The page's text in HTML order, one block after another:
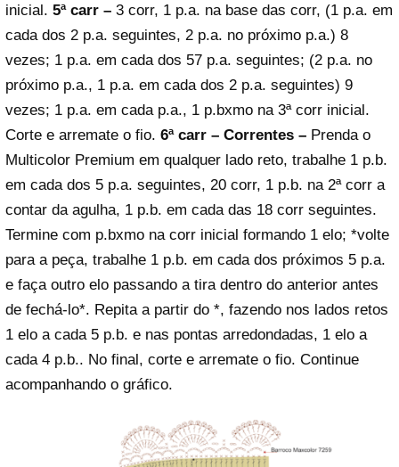
inicial. 5ª carr – 3 corr, 1 p.a. na base das corr, (1 p.a. em
cada dos 2 p.a. seguintes, 2 p.a. no próximo p.a.) 8
vezes; 1 p.a. em cada dos 57 p.a. seguintes; (2 p.a. no
próximo p.a., 1 p.a. em cada dos 2 p.a. seguintes) 9
vezes; 1 p.a. em cada p.a., 1 p.bxmo na 3ª corr inicial.
Corte e arremate o fio. 6ª carr – Correntes – Prenda o
Multicolor Premium em qualquer lado reto, trabalhe 1 p.b.
em cada dos 5 p.a. seguintes, 20 corr, 1 p.b. na 2ª corr a
contar da agulha, 1 p.b. em cada das 18 corr seguintes.
Termine com p.bxmo na corr inicial formando 1 elo; *volte
para a peça, trabalhe 1 p.b. em cada dos próximos 5 p.a.
e faça outro elo passando a tira dentro do anterior antes
de fechá-lo*. Repita a partir do *, fazendo nos lados retos
1 elo a cada 5 p.b. e nas pontas arredondadas, 1 elo a
cada 4 p.b.. No final, corte e arremate o fio. Continue
acompanhando o gráfico.